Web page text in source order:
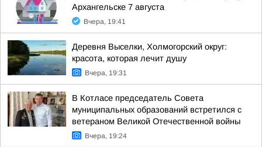
Архангельске 7 августа
Вчера, 19:41
Деревня Выселки, Холмогорский округ:
красота, которая лечит душу
Вчера, 19:31
В Котласе председатель Совета
муниципальных образований встретился с
ветераном Великой Отечественной войны
Вчера, 19:24